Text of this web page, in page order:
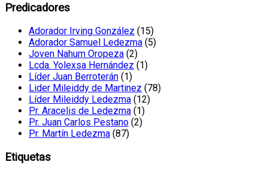
Predicadores
Adorador Irving González (15)
Adorador Samuel Ledezma (5)
Joven Nahum Oropeza (2)
Lcda. Yolexsa Hernández (1)
Líder Juan Berroterán (1)
Lider Mileiddy de Martinez (78)
Líder Mileiddy Ledezma (12)
Pr. Aracelis de Ledezma (1)
Pr. Juan Carlos Pestano (2)
Pr. Martín Ledezma (87)
Etiquetas